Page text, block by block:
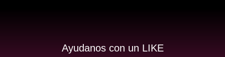
Ayudanos con un LIKE